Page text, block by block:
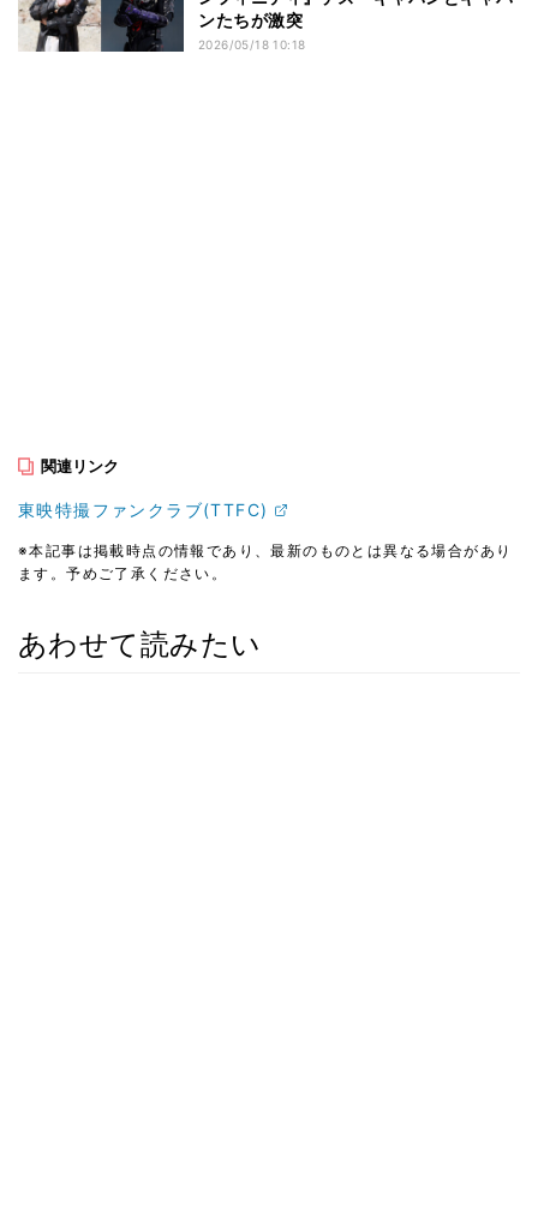
ンたちが激突
2026/05/18 10:18
関連リンク
東映特撮ファンクラブ(TTFC)
※本記事は掲載時点の情報であり、最新のものとは異なる場合があり
ます。予めご了承ください。
あわせて読みたい